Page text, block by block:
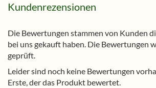
Kundenrezensionen
Die Bewertungen stammen von Kunden
bei uns gekauft haben. Die Bewertungen
geprüft.
Leider sind noch keine Bewertungen
Erste, der das Produkt bewertet.